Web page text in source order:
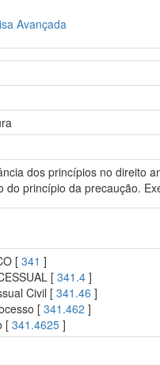
Avançada
dos princípios no direito
do princípio da precaução.
[341 ]
[341.4 ]
Civil [341.46 ]
[341.462 ]
[341.4625 ]